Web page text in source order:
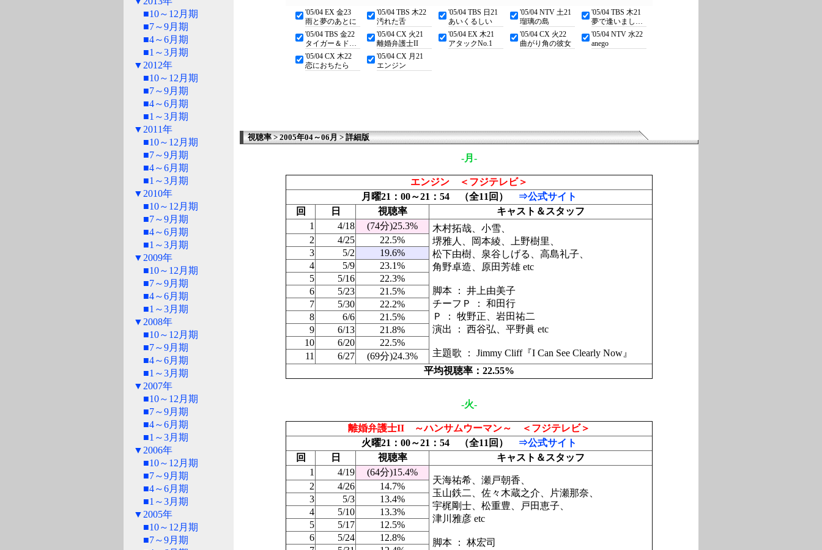
■10～12月期
■7～9月期
■4～6月期
■1～3月期
▼2012年
■10～12月期
■7～9月期
■4～6月期
■1～3月期
▼2011年
■10～12月期
■7～9月期
■4～6月期
■1～3月期
▼2010年
■10～12月期
■7～9月期
■4～6月期
■1～3月期
▼2009年
■10～12月期
■7～9月期
■4～6月期
■1～3月期
▼2008年
■10～12月期
■7～9月期
■4～6月期
■1～3月期
▼2007年
■10～12月期
■7～9月期
■4～6月期
■1～3月期
▼2006年
■10～12月期
■7～9月期
■4～6月期
■1～3月期
▼2005年
■10～12月期
■7～9月期
'05/04 EX 金23
雨と夢のあとに
'05/04 TBS 木22
汚れた舌
'05/04 TBS 日21
あいくるしい
'05/04 NTV 土21
瑠璃の島
'05/04 TBS 木21
夢で逢いましょう
'05/04 TBS 金22
タイガー＆ドラゴン
'05/04 CX 火21
離婚弁護士II
'05/04 EX 木21
アタックNo.1
'05/04 CX 火22
曲がり角の彼女
'05/04 NTV 水22
anego
'05/04 CX 木22
恋におちたら
'05/04 CX 月21
エンジン
視聴率 > 2005年04～06月 > 詳細版
-月-
エンジン ＜フジテレビ＞
月曜21：00～21：54 （全11回）
⇒公式サイト
回
日 視聴率
キャスト＆スタッフ
1
4/18 (74分)25.3%
木村拓哉、小雪、
堺雅人、岡本綾、上野樹里、
松下由樹、泉谷しげる、高島礼子、
角野卓造、原田芳雄 etc
脚本 ： 井上由美子
チーフＰ ： 和田行
Ｐ ： 牧野正、岩田祐二
演出 ： 西谷弘、平野眞 etc
主題歌 ： Jimmy Cliff『I Can See Clearly Now』
2 4/25
22.5%
3
5/2
19.6%
4
5/9
23.1%
5
5/16
22.3%
6
5/23
21.5%
7
5/30
22.2%
8
6/6
21.5%
9
6/13
21.8%
10
6/20
22.5%
11
6/27
(69分)24.3%
平均視聴率：22.55%
-火-
離婚弁護士II ～ハンサムウーマン～ ＜フジテレビ＞
火曜21：00～21：54 （全11回）
⇒公式サイト
回
日 視聴率
キャスト＆スタッフ
1
4/19 (64分)15.4%
天海祐希、瀬戸朝香、
玉山鉄二、佐々木蔵之介、片瀬那奈、
宇梶剛士、松重豊、戸田恵子、
津川雅彦 etc
脚本 ： 林宏司
2 4/26
14.7%
3
5/3
13.4%
4
5/10
13.3%
5
5/17
12.5%
6
5/24
12.8%